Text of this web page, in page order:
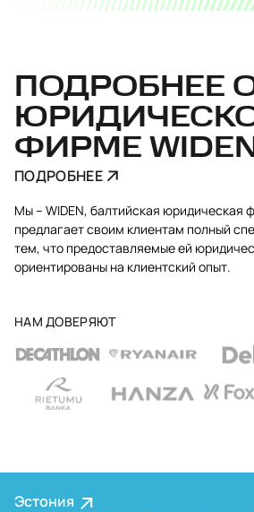
ПОДРОБНЕЕ
ФИРМЕ
ПОДРОБНЕЕ
Мы – WIDEN, балтийская юридическая
предлагает своим клиентам полный
тем, что предоставляемые ей
ориентированы на клиентский опыт.
НАМ ДОВЕРЯЮТ
Эстония